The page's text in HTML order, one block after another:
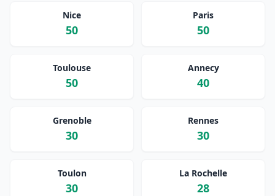
Nice
50
Paris
50
Toulouse
50
Annecy
40
Grenoble
30
Rennes
30
Toulon
30
La Rochelle
28